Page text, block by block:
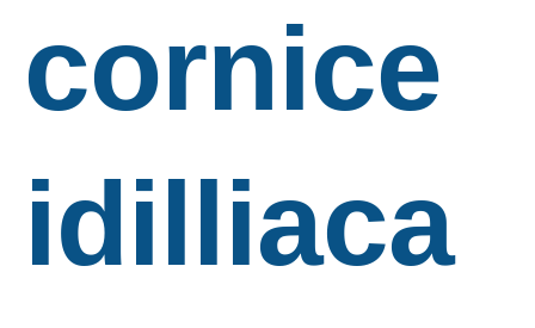
cornice
idilliaca